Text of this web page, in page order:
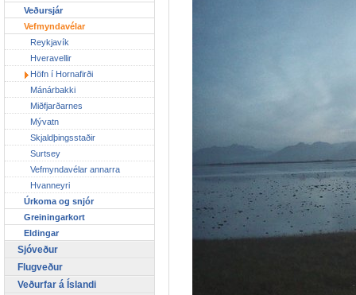
Veðursjár
Vefmyndavélar
Reykjavík
Hveravellir
Höfn í Hornafirði
Mánárbakki
Miðfjarðarnes
Mývatn
Skjaldþingsstaðir
Surtsey
Vefmyndavélar annarra
Hvanneyri
Úrkoma og snjór
Greiningarkort
Eldingar
Sjóveður
Flugveður
Veðurfar á Íslandi